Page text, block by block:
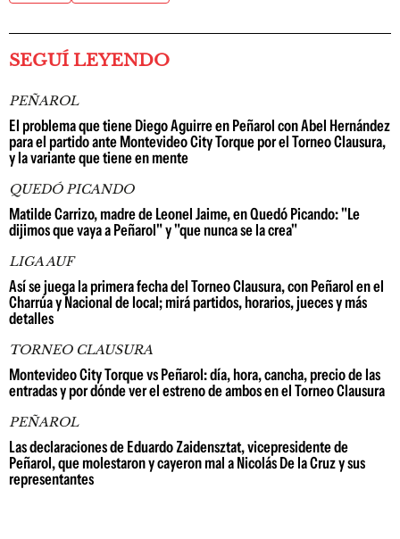
SEGUÍ LEYENDO
PEÑAROL
El problema que tiene Diego Aguirre en Peñarol con Abel Hernández
para el partido ante Montevideo City Torque por el Torneo Clausura,
y la variante que tiene en mente
QUEDÓ PICANDO
Matilde Carrizo, madre de Leonel Jaime, en Quedó Picando: "Le
dijimos que vaya a Peñarol" y "que nunca se la crea"
LIGA AUF
Así se juega la primera fecha del Torneo Clausura, con Peñarol en el
Charrúa y Nacional de local; mirá partidos, horarios, jueces y más
detalles
TORNEO CLAUSURA
Montevideo City Torque vs Peñarol: día, hora, cancha, precio de las
entradas y por dónde ver el estreno de ambos en el Torneo Clausura
PEÑAROL
Las declaraciones de Eduardo Zaidensztat, vicepresidente de
Peñarol, que molestaron y cayeron mal a Nicolás De la Cruz y sus
representantes